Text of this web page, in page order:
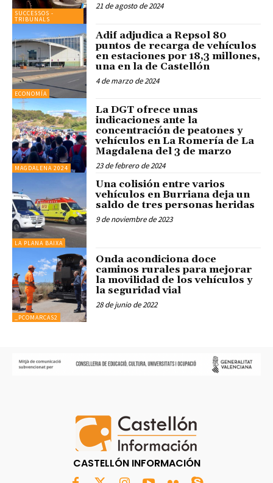
SUCCESSOS -
TRIBUNALS
21 de agosto de 2024
ECONOMÍA
Adif adjudica a Repsol 80
puntos de recarga de vehículos
en estaciones por 18,3 millones,
una en la de Castellón
4 de marzo de 2024
MAGDALENA 2024
La DGT ofrece unas
indicaciones ante la
concentración de peatones y
vehículos en La Romería de La
Magdalena del 3 de marzo
23 de febrero de 2024
LA PLANA BAIXA
Una colisión entre varios
vehículos en Burriana deja un
saldo de tres personas heridas
9 de noviembre de 2023
_PCOMARCAS2
Onda acondiciona doce
caminos rurales para mejorar
la movilidad de los vehículos y
la seguridad vial
28 de junio de 2022
CASTELLÓN INFORMACIÓN